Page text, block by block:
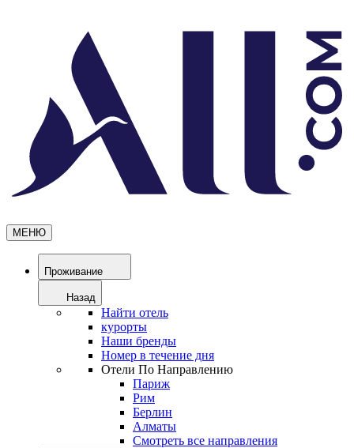
МЕНЮ
Проживание
Назад
Найти отель
курорты
Наши бренды
Номер в течение дня
Отели По Направлению
Париж
Рим
Берлин
Алматы
Смотреть все направления